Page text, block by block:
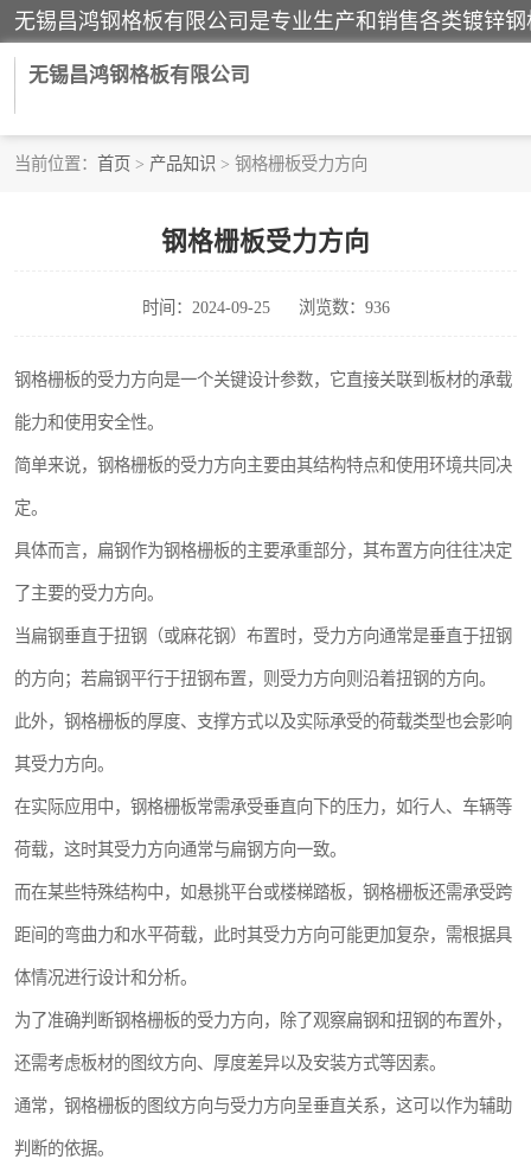
无锡昌鸿钢格板有限公司
当前位置： 首页 > 产品知识 > 钢格栅板受力方向
钢格栅板受力方向
时间：2024-09-25 浏览数：936
钢格栅板的受力方向是一个关键设计参数，它直接关联到板材的承载
能力和使用安全性。
简单来说，钢格栅板的受力方向主要由其结构特点和使用环境共同决
定。
具体而言，扁钢作为钢格栅板的主要承重部分，其布置方向往往决定
了主要的受力方向。
当扁钢垂直于扭钢（或麻花钢）布置时，受力方向通常是垂直于扭钢
的方向；若扁钢平行于扭钢布置，则受力方向则沿着扭钢的方向。
此外，钢格栅板的厚度、支撑方式以及实际承受的荷载类型也会影响
其受力方向。
在实际应用中，钢格栅板常需承受垂直向下的压力，如行人、车辆等
荷载，这时其受力方向通常与扁钢方向一致。
而在某些特殊结构中，如悬挑平台或楼梯踏板，钢格栅板还需承受跨
距间的弯曲力和水平荷载，此时其受力方向可能更加复杂，需根据具
体情况进行设计和分析。
为了准确判断钢格栅板的受力方向，除了观察扁钢和扭钢的布置外，
还需考虑板材的图纹方向、厚度差异以及安装方式等因素。
通常，钢格栅板的图纹方向与受力方向呈垂直关系，这可以作为辅助
判断的依据。
齿形钢格板
热镀锌钢格板
整流格栅